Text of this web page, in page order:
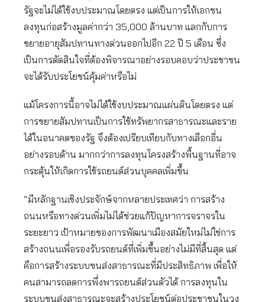
รัฐจะไม่ได้ใช้งบประมาณโดยตรง แต่เป็นการให้เอกชน
ลงทุนก่อสร้างมูลค่ากว่า 35,000 ล้านบาท แลกกับการ
ขยายอายุสัมปทานทางด่วนออกไปอีก 22 ปี 5 เดือน ซึ่ง
เป็นการตัดสินใจที่ต้องพิจารณาอย่างรอบคอบว่าประชาชน
จะได้รับประโยชน์คุ้มค่าหรือไม่
แม้โครงการนี้อาจไม่ได้ใช้งบประมาณแผ่นดินโดยตรง แต่
การขยายสัมปทานเป็นการใช้ทรัพยากรสาธารณะและราย
ได้ในอนาคตของรัฐ จึงต้องเปรียบเทียบกับทางเลือกอื่น
อย่างรอบด้าน มากกว่าการลงทุนโครงสร้างพื้นฐานที่อาจ
กระตุ้นให้เกิดการใช้รถยนต์ส่วนบุคคลเพิ่มขึ้น
“มีหลักฐานเชิงประจักษ์จากหลายประเทศว่า การสร้าง
ถนนหรือทางด่วนเพิ่มไม่ได้ช่วยแก้ปัญหาการจราจรใน
ระยะยาว เป้าหมายของการพัฒนาเมืองสมัยใหม่ไม่ใช่การ
สร้างถนนเพื่อรองรับรถยนต์ที่เพิ่มขึ้นอย่างไม่มีที่สิ้นสุด แต่
คือการสร้างระบบขนส่งสาธารณะที่มีประสิทธิภาพ เพื่อให้
คนสามารถลดการพึ่งพารถยนต์ส่วนตัวได้ การลงทุนใน
ระบบขนส่งสาธารณะจะสร้างประโยชน์ต่อประชาชนในวง